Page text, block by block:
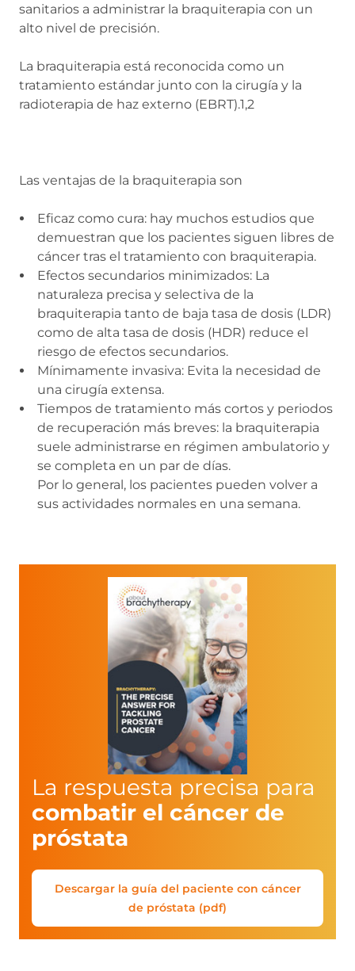
sanitarios a administrar la braquiterapia con un
alto nivel de precisión.
La braquiterapia está reconocida como un
tratamiento estándar junto con la cirugía y la
radioterapia de haz externo (EBRT).1,2
Las ventajas de la braquiterapia son
Eficaz como cura: hay muchos estudios que
demuestran que los pacientes siguen libres de
cáncer tras el tratamiento con braquiterapia.
Efectos secundarios minimizados: La
naturaleza precisa y selectiva de la
braquiterapia tanto de baja tasa de dosis (LDR)
como de alta tasa de dosis (HDR) reduce el
riesgo de efectos secundarios.
Mínimamente invasiva: Evita la necesidad de
una cirugía extensa.
Tiempos de tratamiento más cortos y periodos
de recuperación más breves: la braquiterapia
suele administrarse en régimen ambulatorio y
se completa en un par de días.
Por lo general, los pacientes pueden volver a
sus actividades normales en una semana.
La respuesta precisa para
combatir el cáncer de
próstata
Descargar la guía del paciente con cáncer
de próstata (pdf)